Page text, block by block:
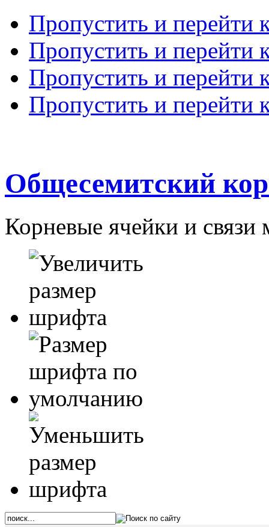
Пропустить и перейти
Пропустить и перейти
Пропустить и перейти
Пропустить и перейти
Общесемитский
Корневые ячейки и